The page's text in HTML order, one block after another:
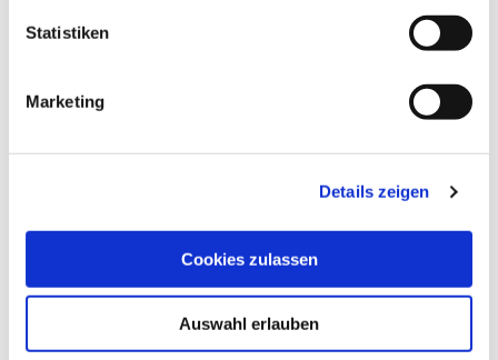
Statistiken
Marketing
Details zeigen
Cookies zulassen
Auswahl erlauben
ALLGEMEINE INFORMATIONEN